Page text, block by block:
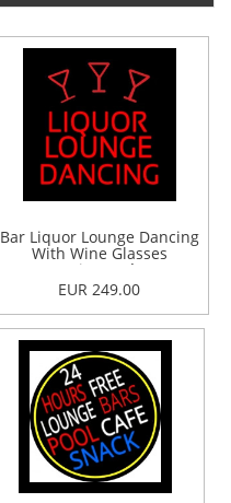
Bar Liquor Lounge Dancing
With Wine Glasses
Enseigne Néon
EUR 249.00